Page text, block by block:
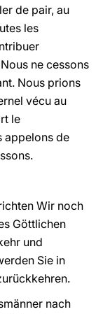
de pair, au
les
ne cessons
Nous prions
vécu au
le
appelons de
Wir noch
Göttlichen
und
Sie in
nach